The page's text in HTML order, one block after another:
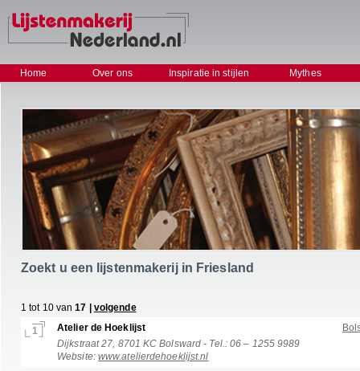
Home Over ons Inspiratie in stijlen Mythes
Zoekt u een lijstenmakerij in Friesland
1 tot 10 van17 | volgende
1 Atelier de Hoeklijst
Dijkstraat 27, 8701 KC Bolsward - Tel.: 06 – 1255 9989
Website: www.atelierdehoeklijst.nl